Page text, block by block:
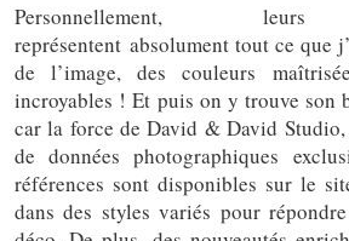
Personnellement, leurs
représentent absolument tout ce que
de l’image, des couleurs
incroyables ! Et puis on y trouve son
car la force de David & David Studio,
de données photographiques
références sont disponibles sur le
dans des styles variés pour